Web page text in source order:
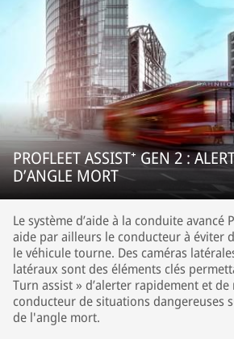
PROFLEET ASSIST⁺ GEN 2 :
D’ANGLE MORT
Le système d’aide à la conduite avancé
aide par ailleurs le conducteur à éviter
le véhicule tourne. Des caméras
latéraux sont des éléments clés
Turn assist » d’alerter rapidement et
conducteur de situations dangereuses
de l'angle mort.